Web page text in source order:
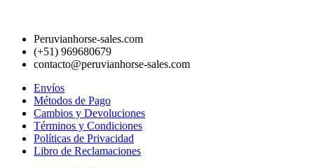
Peruvianhorse-sales.com
(+51) 969680679
contacto@peruvianhorse-sales.com
Envíos
Métodos de Pago
Cambios y Devoluciones
Términos y Condiciones
Políticas de Privacidad
Libro de Reclamaciones